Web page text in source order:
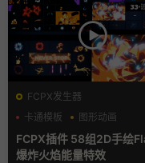
FCPX发生器
卡通模板
图形动画
手绘风
FCPX插件 58组2D手绘
爆炸火焰能量特效